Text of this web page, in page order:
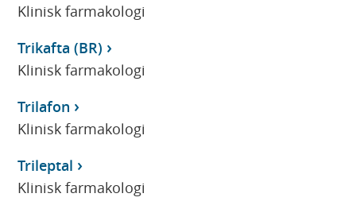
Klinisk farmakologi
Trikafta (BR)
Klinisk farmakologi
Trilafon
Klinisk farmakologi
Trileptal
Klinisk farmakologi